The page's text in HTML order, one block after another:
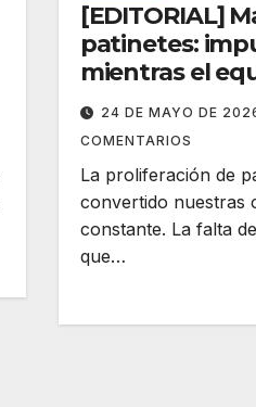
[EDITORIAL]
patinetes:
mientras el
duerme
24 DE MAYO DE
COMENTARIOS
La proliferación de
convertido nuestras
constante. La falta
que…